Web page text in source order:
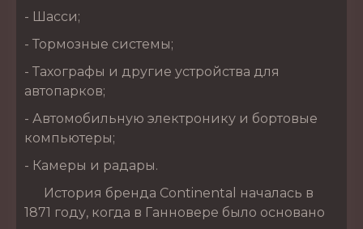
- Шасси;
- Тормозные системы;
- Тахографы и другие устройства для
автопарков;
- Автомобильную электронику и бортовые
компьютеры;
- Камеры и радары.
История бренда Continental началась в
1871 году, когда в Ганновере было основано